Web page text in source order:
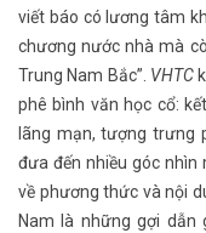
viết báo có lương tâm
chương nước nhà mà
Trung Nam Bắc”. VHTC
phê bình văn học cổ:
lãng mạn, tượng trưng
đưa đến nhiều góc nhìn
về phương thức và nội
Nam là những gợi dẫn